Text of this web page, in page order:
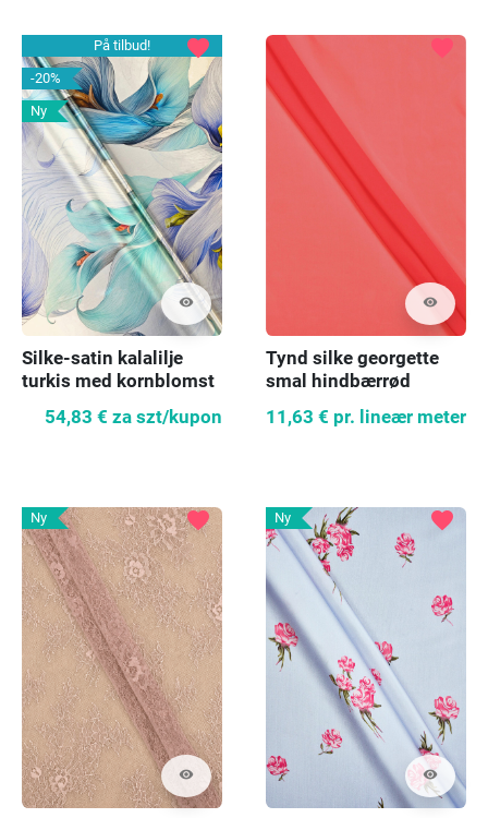
På tilbud!
-20%
Ny
visibility
favorite
Silke-satin kalalilje
turkis med kornblomst
54,83 € za szt/kupon
visibility
favorite
Tynd silke georgette
smal hindbærrød
11,63 € pr. lineær meter
Ny
visibility
favorite Ny
visibility
favorite